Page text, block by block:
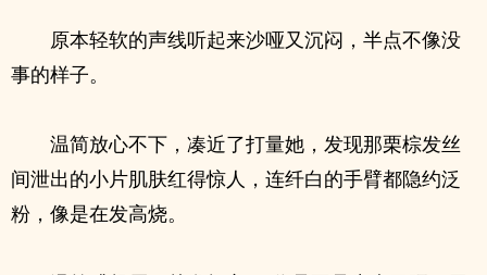
原本轻软的声线听起来沙哑又沉闷，半点不像没
事的样子。
温简放心不下，凑近了打量她，发现那栗棕发丝
间泄出的小片肌肤红得惊人，连纤白的手臂都隐约泛
粉，像是在发高烧。